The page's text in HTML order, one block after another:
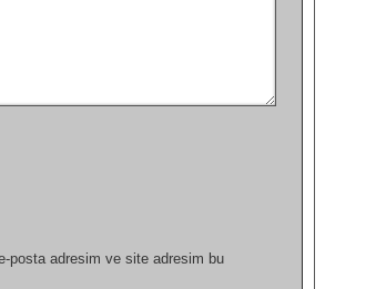
posta adresim ve site adresim bu